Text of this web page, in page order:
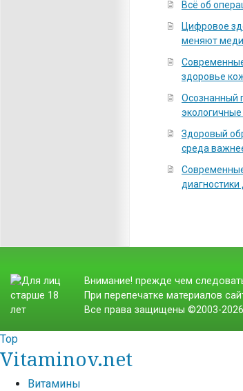
Всё об
Цифровое
меняют
здоровье
Осознанный
Здоровый
среда
Внимание! прежде чем
При перепечатке материалов
Все права защищены ©2003-
Top
Vitaminov.net
Витамины